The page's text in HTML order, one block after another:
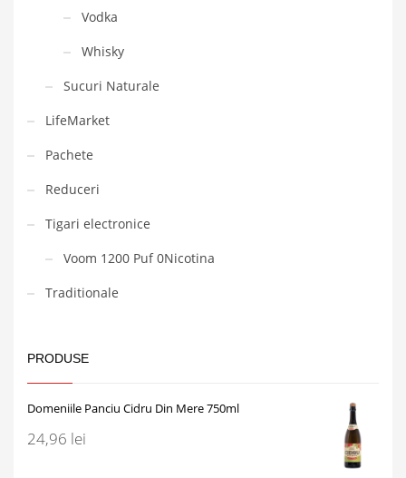
Vodka
Whisky
Sucuri Naturale
LifeMarket
Pachete
Reduceri
Tigari electronice
Voom 1200 Puf 0Nicotina
Traditionale
PRODUSE
Domeniile Panciu Cidru Din Mere 750ml
24,96 lei